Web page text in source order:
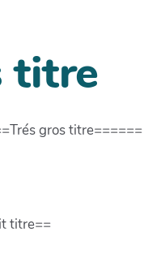
titre
gros titre======
titre==